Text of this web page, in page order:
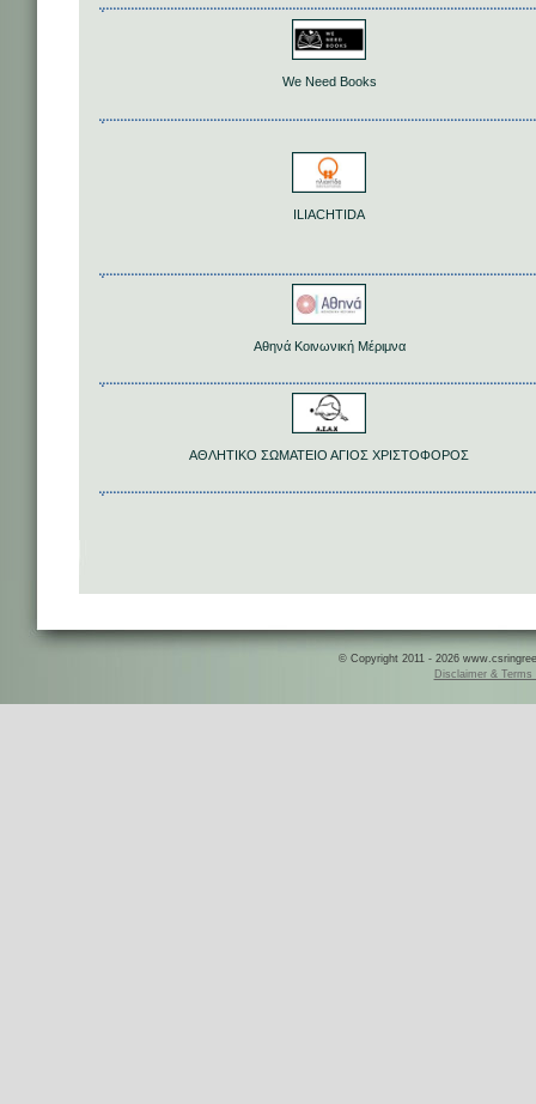
We Need Books
ILIACHTIDA
Αθηνά Κοινωνική Μέριμνα
ΑΘΛΗΤΙΚΟ ΣΩΜΑΤΕΙΟ ΑΓΙΟΣ ΧΡΙΣΤΟΦΟΡΟΣ
© Copyright 2011 - 2026
Disclaimer & Terms